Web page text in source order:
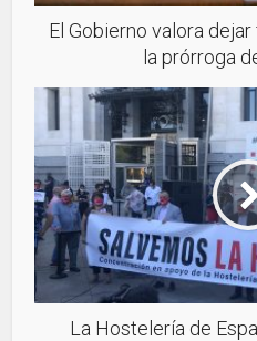
El Gobierno valora
la prórroga
La Hostelería de